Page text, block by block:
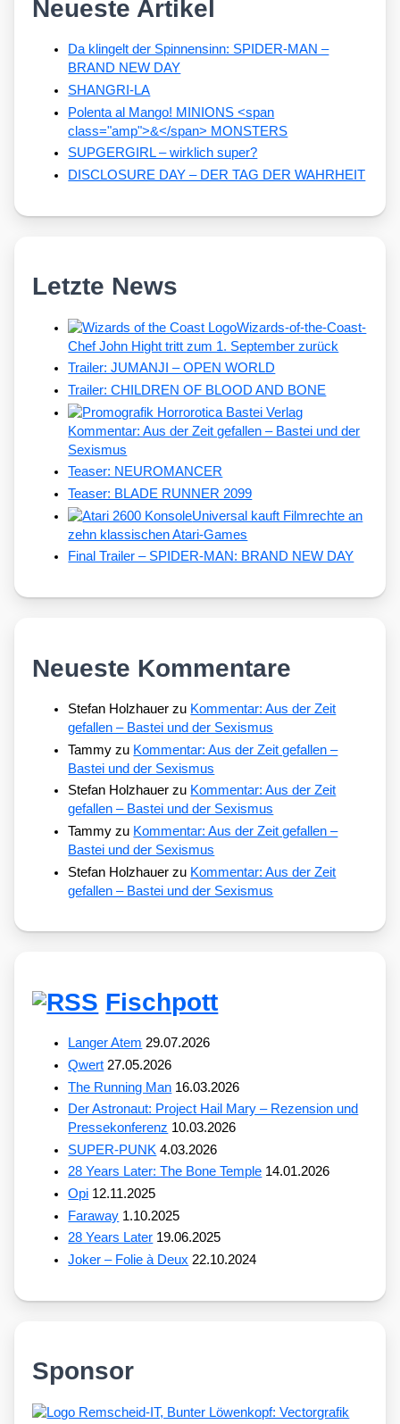
Neueste Artikel
Da klingelt der Spinnensinn: SPIDER-MAN –
BRAND NEW DAY
SHANGRI-LA
Polenta al Mango! MINIONS <span
class="amp">&</span> MONSTERS
SUPGERGIRL – wirklich super?
DISCLOSURE DAY – DER TAG DER WAHRHEIT
Letzte News
Wizards-of-the-Coast-
Chef John Hight tritt zum 1. September zurück
Trailer: JUMANJI – OPEN WORLD
Trailer: CHILDREN OF BLOOD AND BONE
Kommentar: Aus der Zeit gefallen – Bastei und der
Sexismus
Teaser: NEUROMANCER
Teaser: BLADE RUNNER 2099
Universal kauft Filmrechte an
zehn klassischen Atari-Games
Final Trailer – SPIDER-MAN: BRAND NEW DAY
Neueste Kommentare
Stefan Holzhauer zu Kommentar: Aus der Zeit
gefallen – Bastei und der Sexismus
Tammy zu Kommentar: Aus der Zeit gefallen –
Bastei und der Sexismus
Stefan Holzhauer zu Kommentar: Aus der Zeit
gefallen – Bastei und der Sexismus
Tammy zu Kommentar: Aus der Zeit gefallen –
Bastei und der Sexismus
Stefan Holzhauer zu Kommentar: Aus der Zeit
gefallen – Bastei und der Sexismus
Fischpott
Langer Atem 29.07.2026
Qwert 27.05.2026
The Running Man 16.03.2026
Der Astronaut: Project Hail Mary – Rezension und
Pressekonferenz 10.03.2026
SUPER-PUNK 4.03.2026
28 Years Later: The Bone Temple 14.01.2026
Opi 12.11.2025
Faraway 1.10.2025
28 Years Later 19.06.2025
Joker – Folie à Deux 22.10.2024
Sponsor